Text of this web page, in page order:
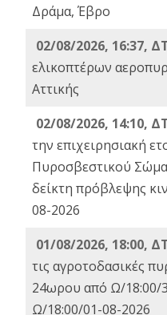
Δράμα, Έβρο
02/08/2026, 16:37,
ελικοπτέρων
Αττικής
02/08/2026, 14:10,
την επιχειρησιακή
Πυροσβεστικού
δείκτη πρόβλεψης
08-2026
01/08/2026, 18:00,
τις αγροτοδασικές
24ωρου από Ω/18:00/
Ω/18:00/01-08-2026